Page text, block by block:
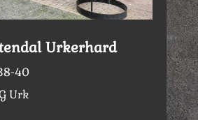
Urkerhard
40
Urk